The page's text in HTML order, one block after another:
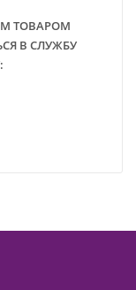
ТОВАРОМ
В СЛУЖБУ